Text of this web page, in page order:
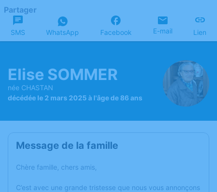
Partager
SMS WhatsApp Facebook E-mail Lien
Elise SOMMER
née CHASTAN
décédée le 2 mars 2025 à l'âge de 86 ans
Message de la famille
Chère famille, chers amis,
C’est avec une grande tristesse que nous vous annonçons